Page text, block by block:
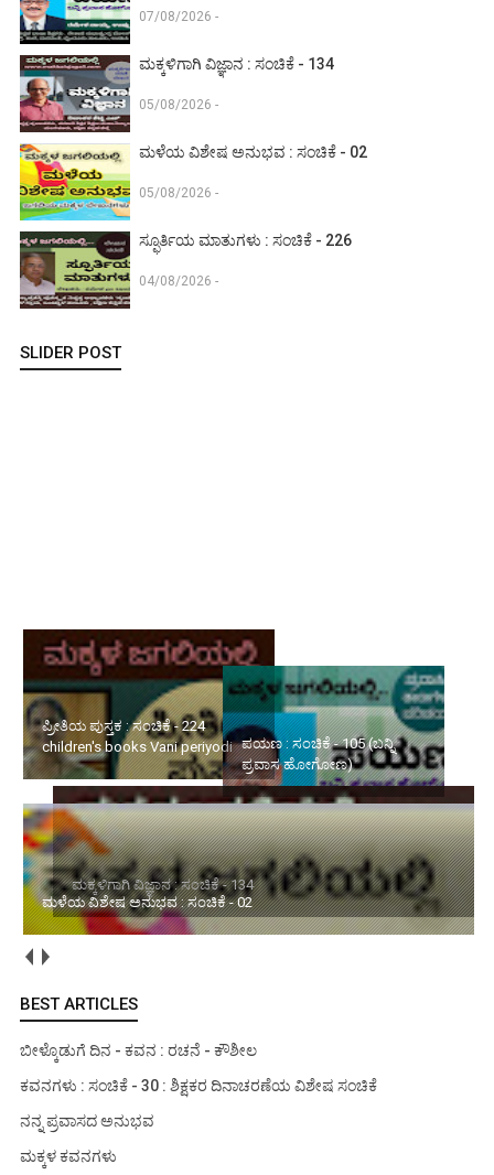
07/08/2026 -
ಮಕ್ಕಳಿಗಾಗಿ ವಿಜ್ಞಾನ : ಸಂಚಿಕೆ - 134
05/08/2026 -
ಮಳೆಯ ವಿಶೇಷ ಅನುಭವ : ಸಂಚಿಕೆ - 02
05/08/2026 -
ಸ್ಫೂರ್ತಿಯ ಮಾತುಗಳು : ಸಂಚಿಕೆ - 226
04/08/2026 -
SLIDER POST
ಪ್ರೀತಿಯ ಪುಸ್ತಕ : ಸಂಚಿಕೆ - 224 children's books Vani periyodi
ಪಯಣ : ಸಂಚಿಕೆ - 105 (ಬನ್ನಿ
ಪ್ರವಾಸ ಹೋಗೋಣ)
ಮಕ್ಕಳಿಗಾಗಿ ವಿಜ್ಞಾನ : ಸಂಚಿಕೆ -
134
ಮಳೆಯ ವಿಶೇಷ ಅನುಭವ : ಸಂಚಿಕೆ - 02
BEST ARTICLES
ಬೀಳ್ಕೊಡುಗೆ ದಿನ - ಕವನ : ರಚನೆ - ಕೌಶೀಲ
ಕವನಗಳು : ಸಂಚಿಕೆ - 30 : ಶಿಕ್ಷಕರ ದಿನಾಚರಣೆಯ ವಿಶೇಷ ಸಂಚಿಕೆ
ನನ್ನ ಪ್ರವಾಸದ ಅನುಭವ
ಮಕ್ಕಳ ಕವನಗಳು